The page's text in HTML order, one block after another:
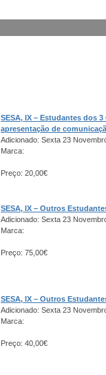
SESA, IX – Estudantes dos
apresentação de
Adicionado: Sexta 23
Marca:
Preço: 20,00€
SESA, IX – Outros
Adicionado: Sexta 23
Marca:
Preço: 75,00€
SESA, IX – Outros
Adicionado: Sexta 23
Marca:
Preço: 40,00€